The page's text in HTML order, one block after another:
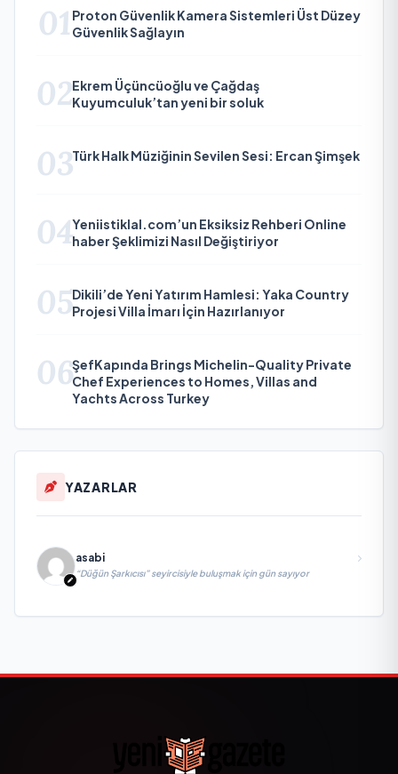
01 Proton Güvenlik Kamera Sistemleri Üst Düzey
Güvenlik Sağlayın
02Ekrem Üçüncüoğlu ve Çağdaş
Kuyumculuk’tan yeni bir soluk
03Türk Halk Müziğinin Sevilen Sesi: Ercan Şimşek
04Yeniistiklal.com’un Eksiksiz Rehberi Online
haber Şeklimizi Nasıl Değiştiriyor
05Dikili’de Yeni Yatırım Hamlesi: Yaka Country
Projesi Villa İmarı İçin Hazırlanıyor
06ŞefKapında Brings Michelin-Quality Private
Chef Experiences to Homes, Villas and
Yachts Across Turkey
YAZARLAR
asabi
“Düğün Şarkıcısı” seyircisiyle buluşmak için gün sayıyor